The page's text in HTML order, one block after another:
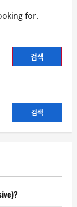
for.
검색